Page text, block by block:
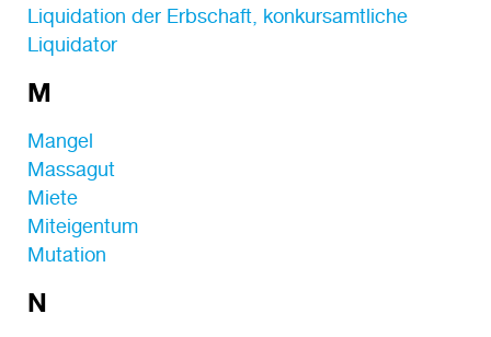
Liquidation der Erbschaft, konkursamtliche
Liquidator
M
Mangel
Massagut
Miete
Miteigentum
Mutation
N